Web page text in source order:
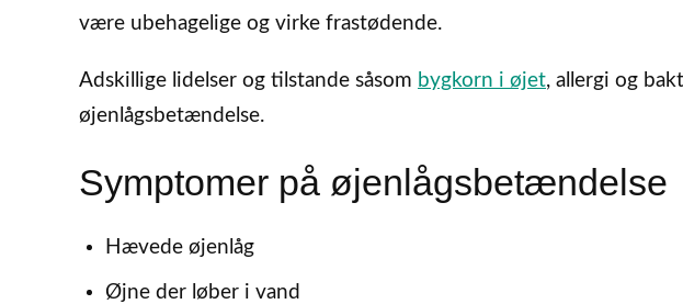
være ubehagelige og virke frastødende.
Adskillige lidelser og tilstande såsom bygkorn i øjet, allergi og
øjenlågsbetændelse.
Symptomer på øjenlågsbetændelse
Hævede øjenlåg
Øjne der løber i vand